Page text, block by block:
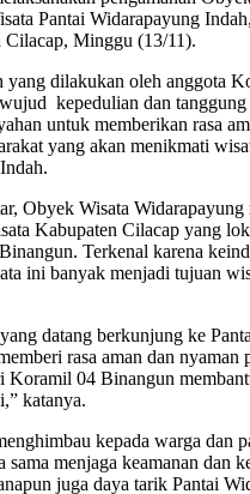
Pantai Widarapayung
Minggu (13/11).
yang dilakukan oleh anggota
kepedulian dan
untuk memberikan rasa
yang akan menikmati
Obyek Wisata Widarapayung
Kabupaten Cilacap yang
Terkenal karena
ini banyak menjadi tujuan
datang berkunjung ke
rasa aman dan nyaman
Koramil 04 Binangun
katanya.
kepada warga dan
sama menjaga keamanan dan
juga daya tarik Pantai